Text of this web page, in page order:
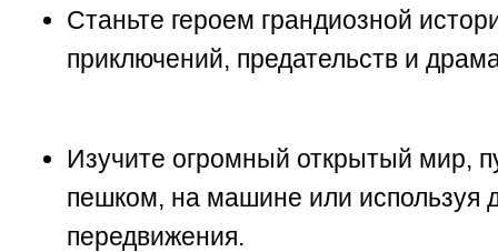
Станьте героем грандиозной
приключений, предательств и
Изучите огромный открытый мир,
пешком, на машине или используя
передвижения.